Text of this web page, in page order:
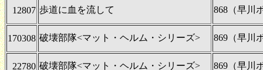
12807 歩道に血を流して 868（早川
170308 破壊部隊<マット・ヘルム・シリーズ> 869（早川
22780 破壊部隊<マット・ヘルム・シリーズ> 869（早川